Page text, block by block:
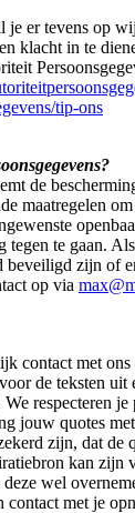
er tevens op
klacht in te
tip-ons
de
maatregelen
te gaan.
beveiligd zijn of
op via
contact met
de teksten
respecteren
jouw quotes
zijn, dat de
kan zijn
wel
met je